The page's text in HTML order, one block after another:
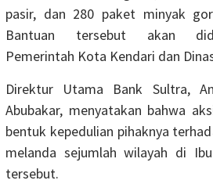
pasir, dan 280 paket minyak
Bantuan tersebut akan
Pemerintah Kota Kendari dan
Direktur Utama Bank Sultra,
Abubakar, menyatakan bahwa
bentuk kepedulian pihaknya
melanda sejumlah wilayah di
tersebut.